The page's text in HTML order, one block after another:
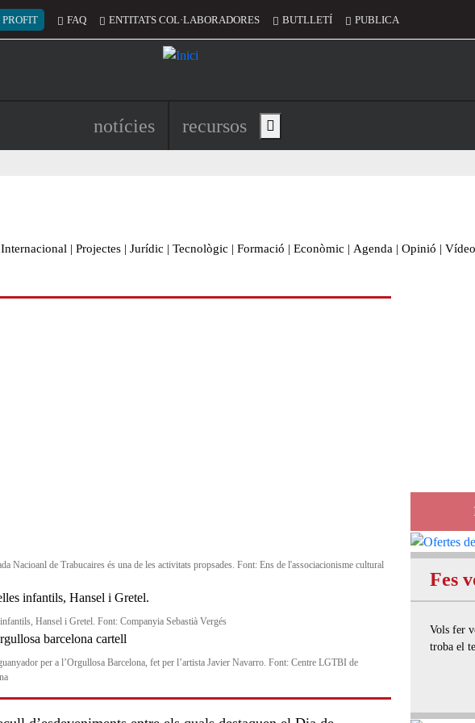
del compte d'usuari
PROFIT FAQ ENTITATS COL·LABORADORES BUTLLETÍ PUBLICA
Navegació principal de l'encapçalament
notícies recursos Show main menu
Internacional | Projectes | Jurídic | Tecnològic | Formació | Econòmic | Agenda | Opinió |
Nacioanl de Trabucaires és una de les activitats propsades. Font: Ens de l'associacionisme cultural
Hansel i Gretel. Font: Companyia Sebastià Vergés
per a l’Orgullosa Barcelona, fet per l’artista Javier Navarro. Font: Centre LGTBI de
Fes
Vols fer
troba el